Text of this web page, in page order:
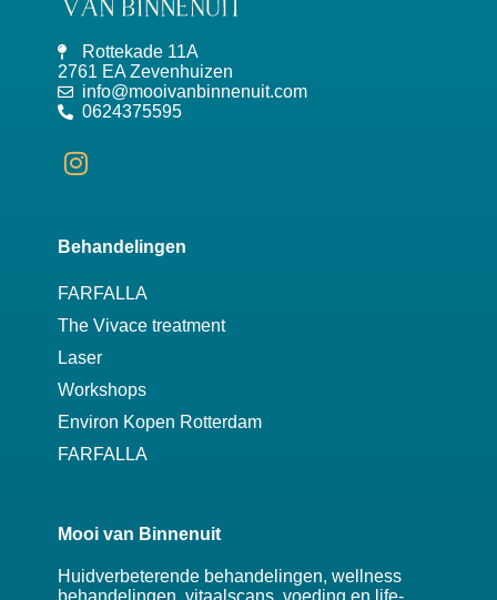
Rottekade 11A
2761 EA Zevenhuizen
info@mooivanbinnenuit.com
0624375595
Behandelingen
FARFALLA
The Vivace treatment
Laser
Workshops
Environ Kopen Rotterdam
FARFALLA
Mooi van Binnenuit
Huidverbeterende behandelingen, wellness
behandelingen, vitaalscans, voeding en life-